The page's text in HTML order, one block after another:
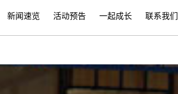
新闻速览 活动预告 一起成长 联系我们